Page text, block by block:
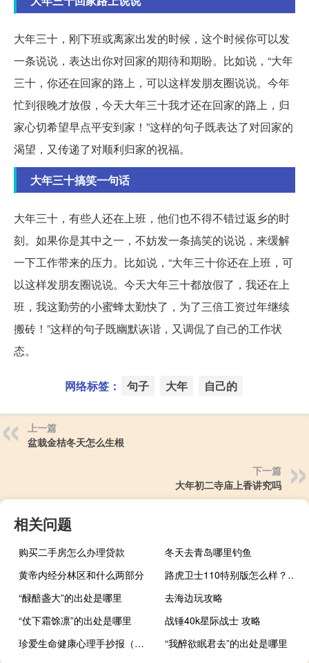
大年三十，刚下班或离家出发的时候，这个时候你可以发
一条说说，表达出你对回家的期待和期盼。比如说，“大年
三十，你还在回家的路上，可以这样发朋友圈说说。今年
忙到很晚才放假，今天大年三十我才还在回家的路上，归
家心切希望早点平安到家！”这样的句子既表达了对回家的
渴望，又传递了对顺利归家的祝福。
大年三十搞笑一句话
大年三十，有些人还在上班，他们也不得不错过返乡的时
刻。如果你是其中之一，不妨发一条搞笑的说说，来缓解
一下工作带来的压力。比如说，“大年三十你还在上班，可
以这样发朋友圈说说。今天大年三十都放假了，我还在上
班，我这勤劳的小蜜蜂太勤快了，为了三倍工资过年继续
搬砖！”这样的句子既幽默诙谐，又调侃了自己的工作状
态。
网络标签： 句子 大年 自己的
上一篇
盆栽金桔冬天怎么生根
下一篇
大年初二寺庙上香讲究吗
相关问题
购买二手房怎么办理贷款
冬天去青岛哪里钓鱼
黄帝内经分林区和什么两部分
路虎卫士110特别版怎么样？全新路虎卫士110图片
“醁醅盏大”的出处是哪里
去海边玩攻略
“仗下霜馀凛”的出处是哪里
战锤40k星际战士 攻略
珍爱生命健康心理手抄报（健康心理手抄报）
“我醉欲眠君去”的出处是哪里